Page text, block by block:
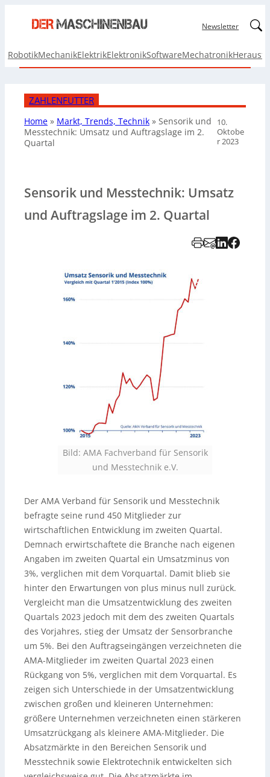
Newsletter
RobotikMechanikElektrikElektronikSoftwareMechatronik
ZAHLENFUTTER
Home » Markt, Trends, Technik » Sensorik und
Messtechnik: Umsatz und Auftragslage im 2.
Quartal
10.
Oktobe
r 2023
Sensorik und Messtechnik: Umsatz
und Auftragslage im 2. Quartal
Bild: AMA Fachverband für Sensorik
und Messtechnik e.V.
Der AMA Verband für Sensorik und Messtechnik
befragte seine rund 450 Mitglieder zur
wirtschaftlichen Entwicklung im zweiten Quartal.
Demnach erwirtschaftete die Branche nach eigenen
Angaben im zweiten Quartal ein Umsatzminus von
3%, verglichen mit dem Vorquartal. Damit blieb sie
hinter den Erwartungen von plus minus null zurück.
Vergleicht man die Umsatzentwicklung des zweiten
Quartals 2023 jedoch mit dem des zweiten Quartals
des Vorjahres, stieg der Umsatz der Sensorbranche
um 5%. Bei den Auftragseingängen verzeichneten die
AMA-Mitglieder im zweiten Quartal 2023 einen
Rückgang von 5%, verglichen mit dem Vorquartal. Es
zeigen sich Unterschiede in der Umsatzentwicklung
zwischen großen und kleineren Unternehmen:
größere Unternehmen verzeichneten einen stärkeren
Umsatzrückgang als kleinere AMA-Mitglieder. Die
Absatzmärkte in den Bereichen Sensorik und
Messtechnik sowie Elektrotechnik entwickelten sich